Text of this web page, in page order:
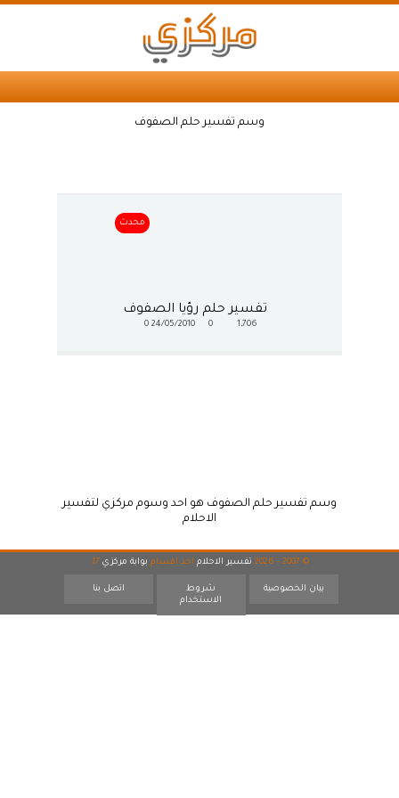
وسم تفسير حلم الصفوف
محدث
تفسير حلم رؤيا الصفوف
1,706
0
24/05/2010
0
وسم تفسير حلم الصفوف هو احد وسوم مركزي لتفسير
الاحلام
© 2007 - 2026 تفسير الاحلام احد اقسام بوابة مركزي 17
بيان الخصوصية
شروط
الاستخدام
اتصل بنا